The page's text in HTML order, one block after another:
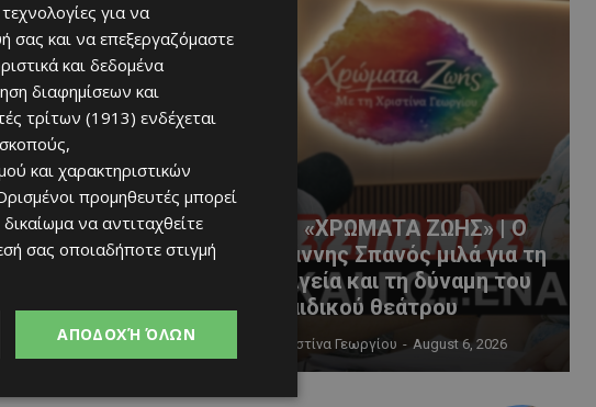
«ΧΡΩΜΑΤΑ ΖΩΗΣ» | Ο
Γιάννης Σπανός μιλά για τη
μαγεία και τη δύναμη του
παιδικού θεάτρου
Χριστίνα Γεωργίου - August 6, 2026
για να
σας και να επεξεργαζόμαστε
και δεδομένα
διαφημίσεων και
τρίτων (1913) ενδέχεται
και χαρακτηριστικών
προμηθευτές μπορεί
να αντιταχθείτε
σας οποιαδήποτε στιγμή
ΑΠΟΔΟΧΉ ΌΛΩΝ